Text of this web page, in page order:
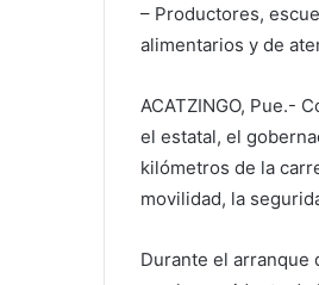
– Productores,
alimentarios y de
ACATZINGO, Pue.-
el estatal, el
kilómetros de la
movilidad, la
Durante el arranque